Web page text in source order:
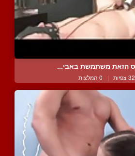
הזאת משתמשת באבי...
| 0 המלצות